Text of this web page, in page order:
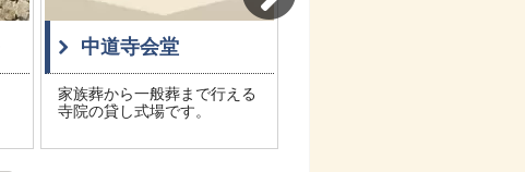
中道寺会堂
家族葬から一般葬まで行える
寺院の貸し式場です。